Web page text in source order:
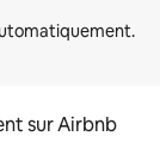
sur Airbnb